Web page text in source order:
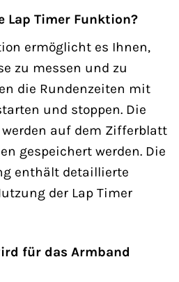
Timer Funktion?
ermöglicht es Ihnen,
zu messen und zu
die Rundenzeiten mit
und stoppen. Die
auf dem Zifferblatt
gespeichert werden. Die
enthält detaillierte
der Lap Timer
für das Armband